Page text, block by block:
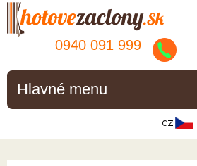
0940 091 999
Hlavné menu